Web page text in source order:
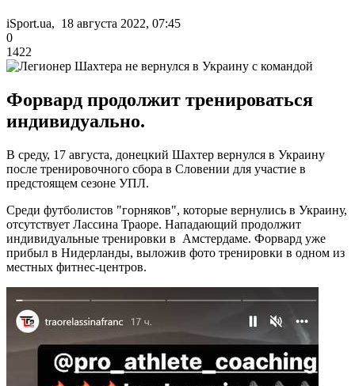
iSport.ua, 18 августа 2022, 07:45
0
1422
Форвард продолжит тренироваться
индивидуально.
В среду, 17 августа, донецкий Шахтер вернулся в Украину
после тренировочного сбора в Словении для участие в
предстоящем сезоне УПЛ.
Среди футболистов "горняков", которые вернулись в Украину,
отсутствует Лассина Траоре. Нападающий продолжит
индивидуальные тренировки в Амстердаме. Форвард уже
прибыл в Нидерланды, выложив фото тренировки в одном из
местных фитнес-центров.